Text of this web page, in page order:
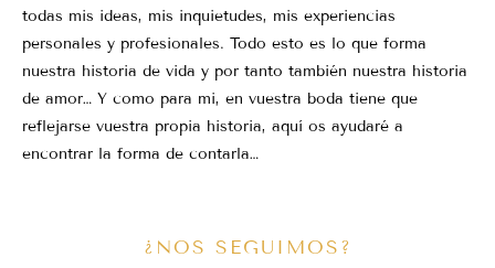
todas mis ideas, mis inquietudes, mis experiencias
personales y profesionales. Todo esto es lo que forma
nuestra historia de vida y por tanto también nuestra historia
de amor… Y como para mi, en vuestra boda tiene que
reflejarse vuestra propia historia, aquí os ayudaré a
encontrar la forma de contarla…
¿NOS SEGUIMOS?